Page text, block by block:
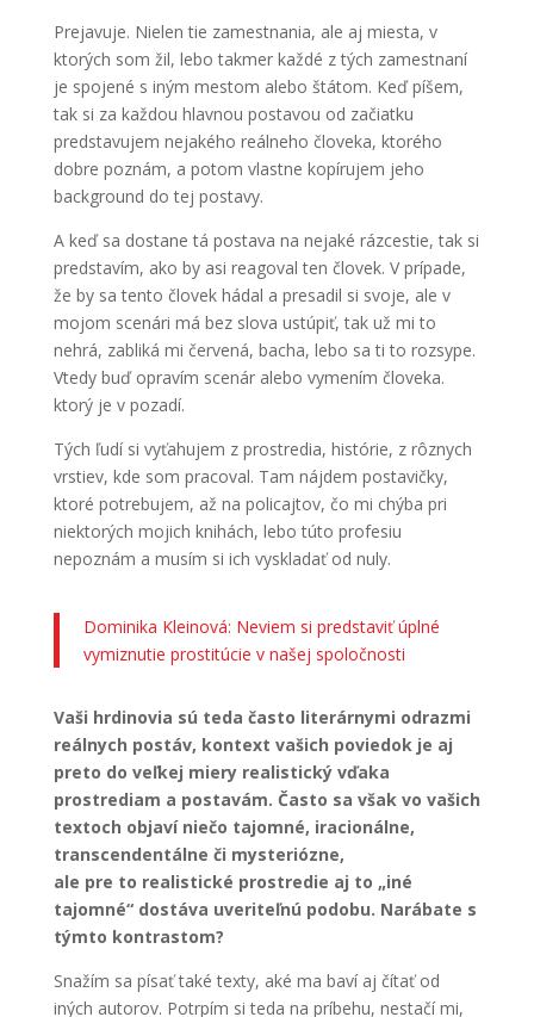
Prejavuje. Nielen tie zamestnania, ale aj miesta, v
ktorých som žil, lebo takmer každé z tých zamestnaní
je spojené s iným mestom alebo štátom. Keď píšem,
tak si za každou hlavnou postavou od začiatku
predstavujem nejakého reálneho človeka, ktorého
dobre poznám, a potom vlastne kopírujem jeho
background do tej postavy.
A keď sa dostane tá postava na nejaké rázcestie, tak si
predstavím, ako by asi reagoval ten človek. V prípade,
že by sa tento človek hádal a presadil si svoje, ale v
mojom scenári má bez slova ustúpiť, tak už mi to
nehrá, zabliká mi červená, bacha, lebo sa ti to rozsype.
Vtedy buď opravím scenár alebo vymením človeka.
ktorý je v pozadí.
Tých ľudí si vyťahujem z prostredia, histórie, z rôznych
vrstiev, kde som pracoval. Tam nájdem postavičky,
ktoré potrebujem, až na policajtov, čo mi chýba pri
niektorých mojich knihách, lebo túto profesiu
nepoznám a musím si ich vyskladať od nuly.
Dominika Kleinová: Neviem si predstaviť úplné
vymiznutie prostitúcie v našej spoločnosti
Vaši hrdinovia sú teda často literárnymi odrazmi
reálnych postáv, kontext vašich poviedok je aj
preto do veľkej miery realistický vďaka
prostrediam a postavám. Často sa však vo vašich
textoch objaví niečo tajomné, iracionálne,
transcendentálne či mysteriózne,
ale pre to realistické prostredie aj to „iné
tajomné“ dostáva uveriteľnú podobu. Narábate s
týmto kontrastom?
Snažím sa písať také texty, aké ma baví aj čítať od
iných autorov. Potrpím si teda na príbehu, nestačí mi,